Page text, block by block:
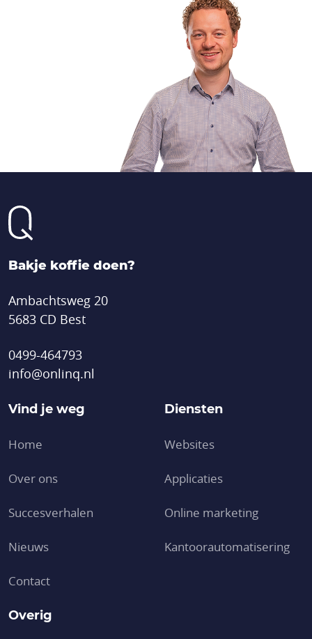
Bakje koffie doen?
Ambachtsweg 20
5683 CD Best
0499-464793
info@onlinq.nl
Vind je weg
Home
Over ons
Succesverhalen
Nieuws
Contact
Diensten
Websites
Applicaties
Online marketing
Kantoor­automatisering
Overig